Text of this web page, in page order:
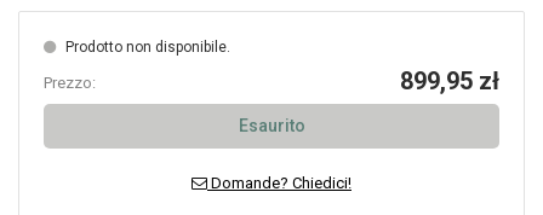
Prodotto non disponibile.
Prezzo: 899,95 zł
Esaurito
Domande? Chiedici!